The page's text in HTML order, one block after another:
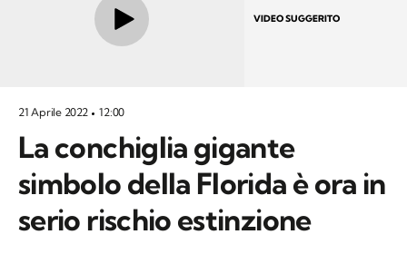
VIDEO SUGGERITO
21 Aprile 2022 12:00
La conchiglia gigante
simbolo della Florida è ora in
serio rischio estinzione